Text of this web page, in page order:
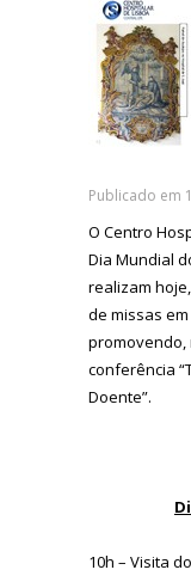
Publicado em
O Centro
Dia Mundial
realizam
de missas
promovendo,
conferência
Doente”.
10h – Visita